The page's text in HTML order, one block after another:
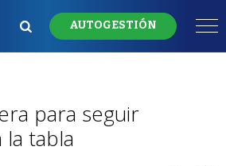
AUTOGESTIÓN
para seguir
tabla